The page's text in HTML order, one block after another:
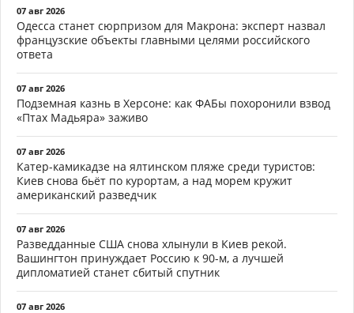
07 авг 2026
Одесса станет сюрпризом для Макрона: эксперт назвал
французские объекты главными целями российского
ответа
07 авг 2026
Подземная казнь в Херсоне: как ФАБы похоронили взвод
«Птах Мадьяра» заживо
07 авг 2026
Катер-камикадзе на ялтинском пляже среди туристов:
Киев снова бьёт по курортам, а над морем кружит
американский разведчик
07 авг 2026
Разведданные США снова хлынули в Киев рекой.
Вашингтон принуждает Россию к 90-м, а лучшей
дипломатией станет сбитый спутник
07 авг 2026